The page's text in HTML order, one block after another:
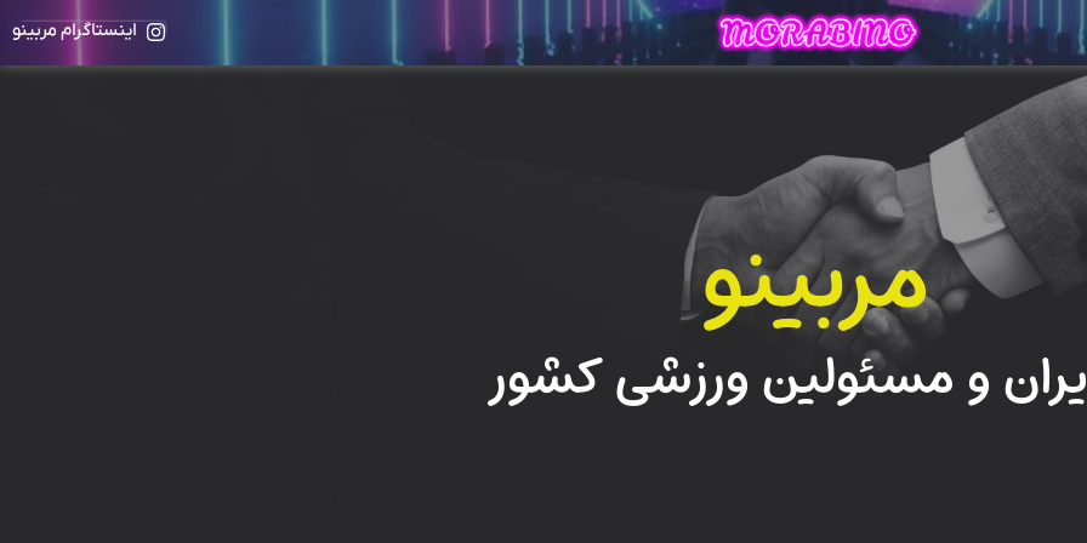
اینستاگرام مربینو
مربینو
و مسئولین ورزشی کشور